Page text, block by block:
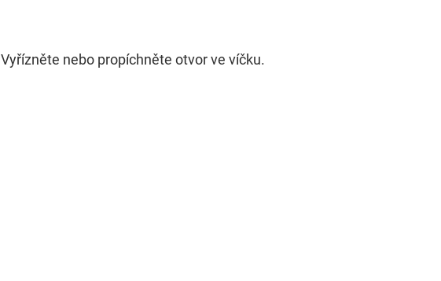
Vyřízněte nebo propíchněte otvor ve víčku.